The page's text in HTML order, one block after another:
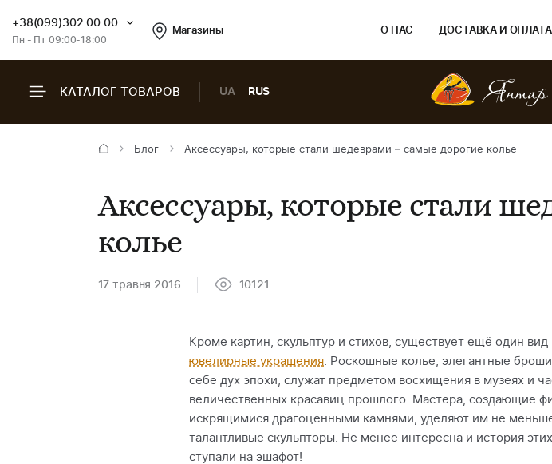
+38(099)302 00 00
Пн - Пт 09:00-18:00
Магазины О НАС ДОСТАВКА И ОПЛАТА
КАТАЛОГ ТОВАРОВ UA RUS
Блог Аксессуары, которые стали шедеврами – самые дорогие колье
Аксессуары, которые стали
колье
17 травня 2016 10121
Кроме картин, скульптур и стихов, существует ещё один
ювелирные украшения. Роскошные колье, элегантные
себе дух эпохи, служат предметом восхищения в музеях и
величественных красавиц прошлого. Мастера, создающие
искрящимися драгоценными камнями, уделяют им не
талантливые скульпторы. Не менее интересна и история
ступали на эшафот!